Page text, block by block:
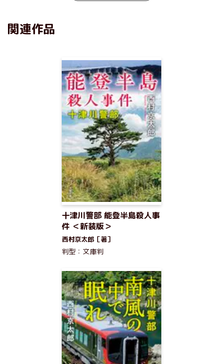
関連作品
十津川警部 能登半島殺人事
件 ＜新装版＞
西村京太郎［著］
判型：文庫判